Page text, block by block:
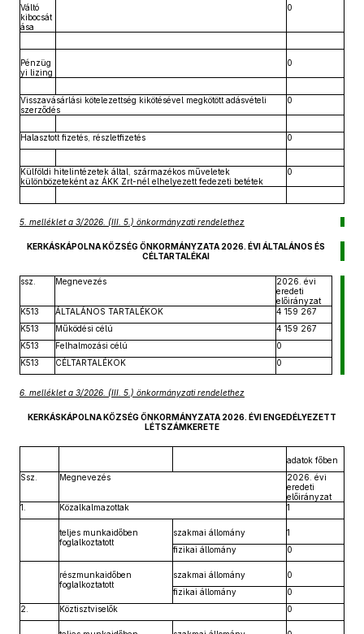
Váltó
kibocsát
ása
0
Pénzüg
yi lizing
0
Visszavásárlási kötelezettség kikötésével megkötött adásvételi
szerződés
0
Halasztott fizetés, részletfizetés 0
Külföldi hitelintézetek által, származékos műveletek
különbözeteként az ÁKK Zrt-nél elhelyezett fedezeti betétek
0
5. melléklet a 3/2026. (III. 5.) önkormányzati rendelethez
KERKÁSKÁPOLNA KÖZSÉG ÖNKORMÁNYZATA 2026. ÉVI ÁLTALÁNOS ÉS
CÉLTARTALÉKAI
ssz. Megnevezés
2026. évi
eredeti
előirányzat
K513
ÁLTALÁNOS TARTALÉKOK
4 159 267
K513
Működési célú
4 159 267
K513
Felhalmozási célú
0
K513
CÉLTARTALÉKOK 0
6. melléklet a 3/2026. (III. 5.) önkormányzati rendelethez
KERKÁSKÁPOLNA KÖZSÉG ÖNKORMÁNYZATA 2026. ÉVI ENGEDÉLYEZETT
LÉTSZÁMKERETE
adatok főben
Ssz.
Megnevezés
2026. évi
eredeti
előirányzat
1.
Közalkalmazottak 1
teljes munkaidőben
foglalkoztatott
szakmai állomány
1
fizikai állomány
0
részmunkaidőben
foglalkoztatott
szakmai állomány
0
fizikai állomány
0
2.
Köztisztviselők 0